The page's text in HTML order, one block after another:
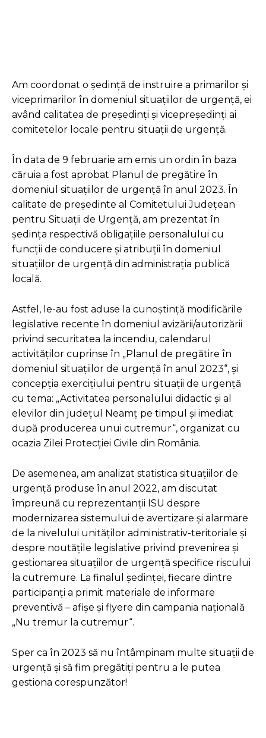
Am coordonat o ședință de instruire a primarilor și
viceprimarilor în domeniul situațiilor de urgență, ei
având calitatea de președinți și vicepreședinți ai
comitetelor locale pentru situații de urgență.
În data de 9 februarie am emis un ordin în baza
căruia a fost aprobat Planul de pregătire în
domeniul situaţiilor de urgenţă în anul 2023. În
calitate de președinte al Comitetului Județean
pentru Situații de Urgență, am prezentat în
ședința respectivă obligațiile personalului cu
funcții de conducere și atribuții în domeniul
situațiilor de urgență din administrația publică
locală.
Astfel, le-au fost aduse la cunoștință modificările
legislative recente în domeniul avizării/autorizării
privind securitatea la incendiu, calendarul
activităţilor cuprinse în „Planul de pregătire în
domeniul situaţiilor de urgenţă în anul 2023“, și
concepţia exerciţiului pentru situaţii de urgenţă
cu tema: „Activitatea personalului didactic şi al
elevilor din judeţul Neamţ pe timpul şi imediat
după producerea unui cutremur“, organizat cu
ocazia Zilei Protecției Civile din România.
De asemenea, am analizat statistica situațiilor de
urgență produse în anul 2022, am discutat
împreună cu reprezentanții ISU despre
modernizarea sistemului de avertizare și alarmare
de la nivelului unităților administrativ-teritoriale și
despre noutățile legislative privind prevenirea şi
gestionarea situaţiilor de urgenţă specifice riscului
la cutremure. La finalul ședinței, fiecare dintre
participanți a primit materiale de informare
preventivă – afişe şi flyere din campania naţională
„Nu tremur la cutremur“.
Sper ca în 2023 să nu întâmpinam multe situații de
urgență și să fim pregătiți pentru a le putea
gestiona corespunzător!